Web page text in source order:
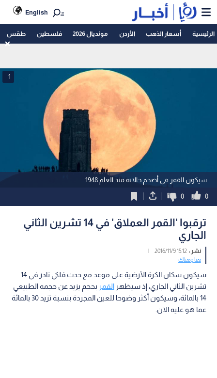
English
الرئيسية أسعار الذهب الأردن مونديال 2026 فلسطين طقس
سيكون القمر في أضخم حالاته منذ العام 1948
1
0
0
ترقبوا 'القمر العملاق' في 14 تشرين الثاني
الجاري
نشر :15:12 2016/11/9
|
هنا وهناك
سيكون سكان الكرة الأرضية على موعد مع حدث فلكي نادر في 14
تشرين الثاني الجاري، إذ سيظهرالقمر بحجم يزيد عن حجمه الطبيعي
14 بالمائة، وسيكون أكثر وضوحا للعين المجردة بنسبة تزيد 30 بالمائة
عما هو عليه الآن.